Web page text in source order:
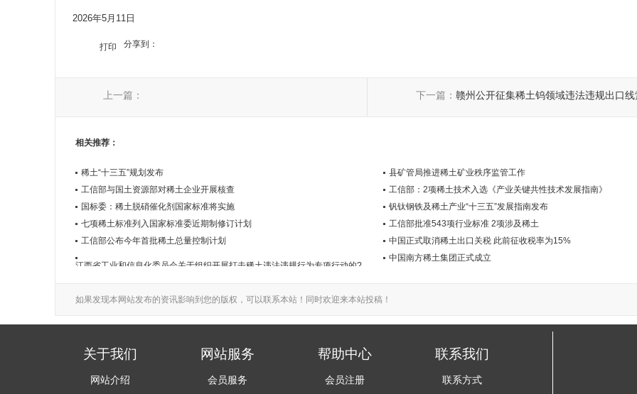
2026年5月11日
打印 分享到：
上一篇： 下一篇： 赣州公开征集稀土钨领域违法违规出口线
相关推荐：
稀土“十三五”规划发布
县矿管局推进稀土矿业秩序监管工作
工信部与国土资源部对稀土企业开展核查
工信部：2项稀土技术入选《产业关键共性技术发展指南》
国标委：稀土脱硝催化剂国家标准将实施
钒钛钢铁及稀土产业“十三五”发展指南发布
七项稀土标准列入国家标准委近期制修订计划
工信部批准543项行业标准 2项涉及稀土
工信部公布今年首批稀土总量控制计划
中国正式取消稀土出口关税 此前征收税率为15%
江西省工业和信息化委员会关于组织开展打击稀土违法违规行为专项行动的?
中国南方稀土集团正式成立
如果发现本网站发布的资讯影响到您的版权，可以联系本站！同时欢迎来本站投稿！
关于我们
网站介绍
网站服务
会员服务
帮助中心
会员注册
联系我们
联系方式